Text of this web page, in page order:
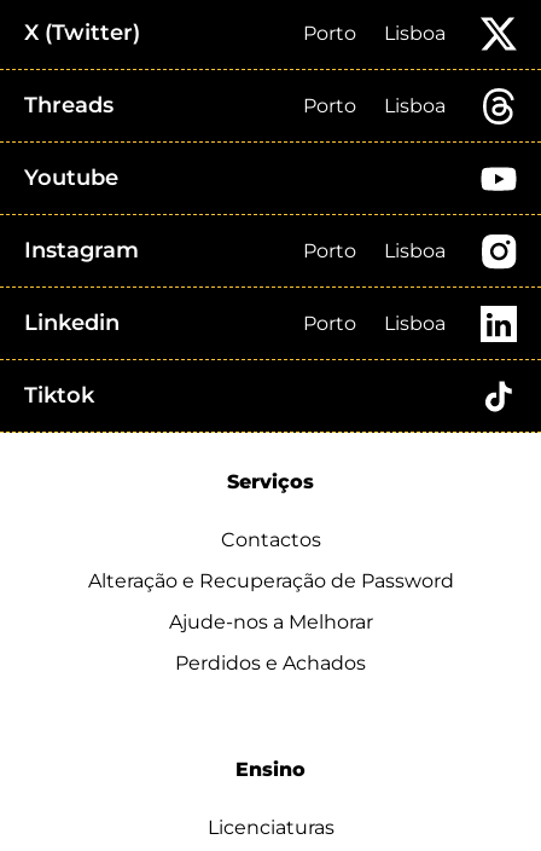
X (Twitter) Porto Lisboa
Threads Porto Lisboa
Youtube
Instagram Porto Lisboa
Linkedin Porto Lisboa
Tiktok
Serviços
Contactos
Alteração e Recuperação de Password
Ajude-nos a Melhorar
Perdidos e Achados
Ensino
Licenciaturas